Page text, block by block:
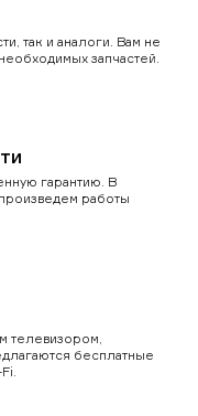
так и аналоги. Вам не
запчастей.
гарантию. В
работы
телевизором,
бесплатные